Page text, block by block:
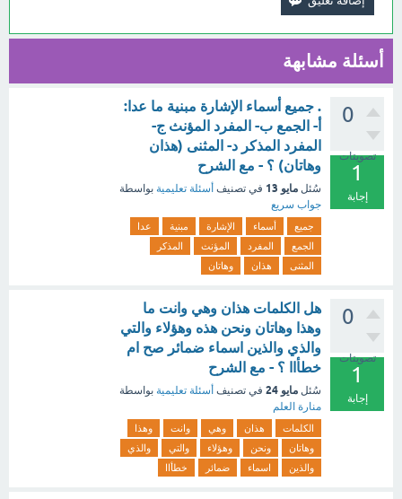
أسئلة مشابهة
0
تصويتات
1
إجابة
. جميع أسماء الإشارة مبنية ما عدا:
أ- الجمع ب- المفرد المؤنث ج-
المفرد المذكر د- المثنى (هذان
وهاتان) ؟ - مع الشرح
سُئل مايو 13 في تصنيف أسئلة تعليمية بواسطة
جواب سريع
جميع أسماء الإشارة مبنية
عدا
الجمع
المفرد المؤنث
المذكر
المثنى
هذان وهاتان
0
تصويتات
1
إجابة
هل الكلمات هذان وهي وانت ما
وهذا وهاتان ونحن هذه وهؤلاء والتي
والذي والذين اسماء ضمائر صح ام
خطأاا ؟ - مع الشرح
سُئل مايو 24 في تصنيف أسئلة تعليمية بواسطة
منارة العلم
الكلمات هذان وهي وانت
وهذا
وهاتان
ونحن وهؤلاء والتي
والذي
والذين
اسماء ضمائر خطأاا